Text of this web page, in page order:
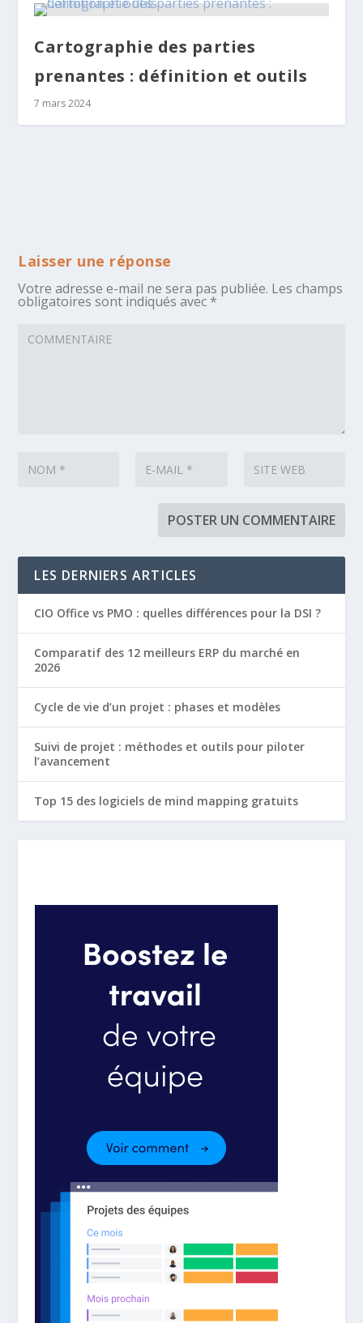
Cartographie des parties
prenantes : définition et outils
7 mars 2024
Laisser une réponse
Votre adresse e-mail ne sera pas publiée. Les champs
obligatoires sont indiqués avec *
LES DERNIERS ARTICLES
CIO Office vs PMO : quelles différences pour la DSI ?
Comparatif des 12 meilleurs ERP du marché en
2026
Cycle de vie d’un projet : phases et modèles
Suivi de projet : méthodes et outils pour piloter
l’avancement
Top 15 des logiciels de mind mapping gratuits